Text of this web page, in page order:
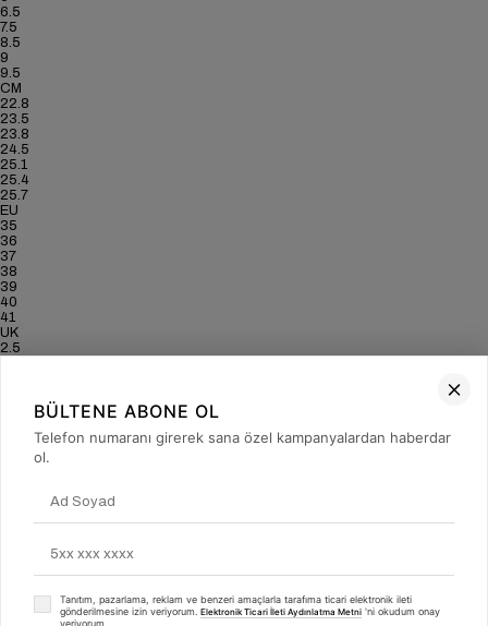
6.5
7.5
8.5
9
9.5
CM
22.8
23.5
23.8
24.5
25.1
25.4
25.7
EU
35
36
37
38
39
40
41
UK
2.5
BÜLTENE ABONE OL
Telefon numaranı girerek sana özel kampanyalardan haberdar
ol.
Tanıtım, pazarlama, reklam ve benzeri amaçlarla tarafıma ticari elektronik ileti
gönderilmesine izin veriyorum. Elektronik Ticari İleti Aydınlatma Metni 'ni okudum onay
veriyorum.